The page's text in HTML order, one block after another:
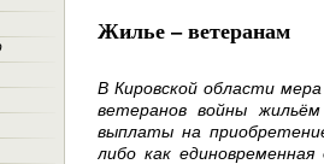
Жилье – ветеранам
В Кировской области
ветеранов войны
выплаты на
либо как